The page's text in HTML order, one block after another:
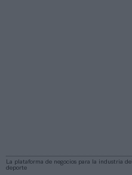
La plataforma de negocios para la industria del
deporte